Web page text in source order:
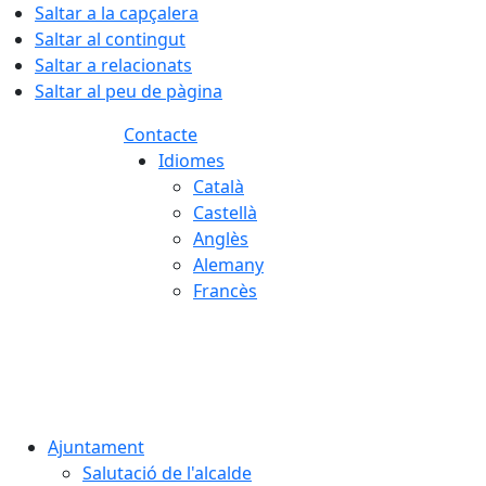
Saltar a la capçalera
Saltar al contingut
Saltar a relacionats
Saltar al peu de pàgina
Contacte
Idiomes
Català
Castellà
Anglès
Alemany
Francès
Ajuntament
Salutació de l'alcalde